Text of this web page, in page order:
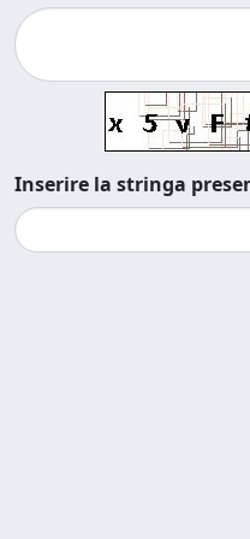
Inserire la stringa